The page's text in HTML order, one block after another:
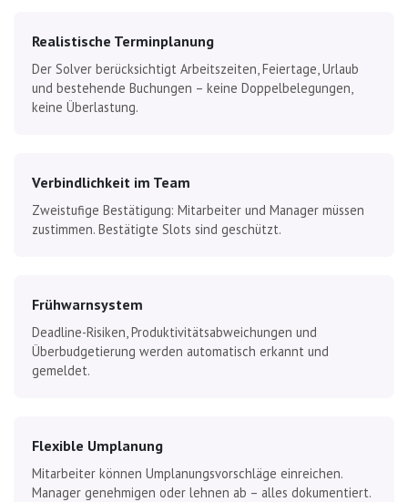
Realistische Terminplanung
Der Solver berücksichtigt Arbeitszeiten, Feiertage, Urlaub
und bestehende Buchungen – keine Doppelbelegungen,
keine Überlastung.
Verbindlichkeit im Team
Zweistufige Bestätigung: Mitarbeiter und Manager müssen
zustimmen. Bestätigte Slots sind geschützt.
Frühwarnsystem
Deadline-Risiken, Produktivitätsabweichungen und
Überbudgetierung werden automatisch erkannt und
gemeldet.
Flexible Umplanung
Mitarbeiter können Umplanungsvorschläge einreichen.
Manager genehmigen oder lehnen ab – alles dokumentiert.